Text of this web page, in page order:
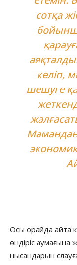
сотқа
келіп,
шешуге
Осы орайда айта
өндіріс аумағына
нысандарын